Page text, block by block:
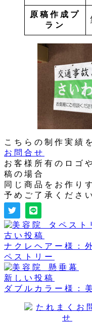
原稿作成プ
ラン
こちらの制作実績
お問合せ
お客様所有のロゴ
稿の場合
同じ商品をお作り
予めご了承くださ
古い投稿
ナクレヘアー様：
ペストリー
新しい投稿
ダブルカラー様：